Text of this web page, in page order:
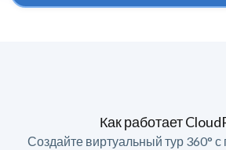
Как работает
Создайте виртуальный тур 360°